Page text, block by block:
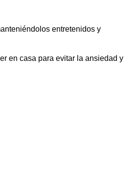
entretenidos y
en casa para evitar la ansiedad y